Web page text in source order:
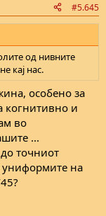
#5.645
од нивните
кај нас.
особено за
когнитивно и
во
...
точниот
униформите на